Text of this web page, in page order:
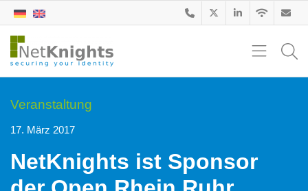
Veranstaltung
17. März 2017
NetKnights ist Sponsor